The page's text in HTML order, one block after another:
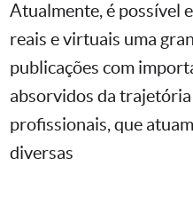
Atualmente, é possível
reais e virtuais uma
publicações com
absorvidos da
profissionais, que
diversas